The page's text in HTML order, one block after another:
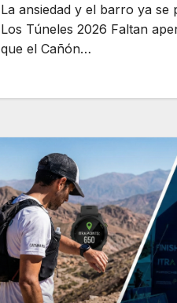
La ansiedad y el barro ya se
Los Túneles 2026 Faltan
que el Cañón…